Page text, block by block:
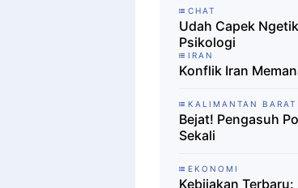
CHAT
Udah Capek
Psikologi
IRAN
Konflik Iran
KALIMANTAN BARAT
Bejat! Pengasuh
Sekali
EKONOMI
Kebijakan